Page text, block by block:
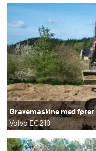
Gravemaskine med fører
Volvo EC210